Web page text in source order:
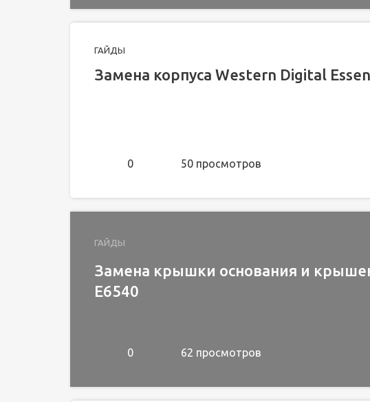
ГАЙДЫ
Замена корпуса Western Digital
0 50 просмотров
ГАЙДЫ
Замена крышки основания и
E6540
0 62 просмотров